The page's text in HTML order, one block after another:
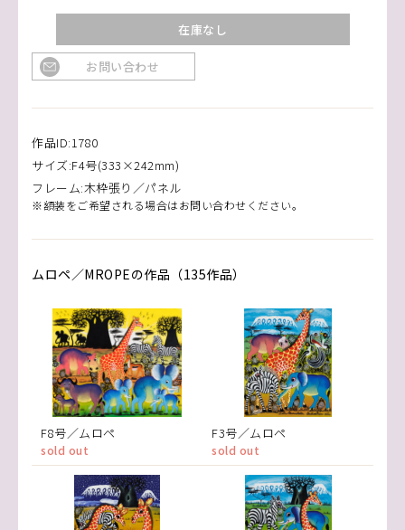
在庫なし
お問い合わせ
作品ID:1780
サイズ:F4号(333×242mm)
フレーム:木枠張り／パネル
※額装をご希望される場合はお問い合わせください。
ムロペ／MROPEの作品（135作品）
F8号／ムロペ
sold out
F3号／ムロペ
sold out